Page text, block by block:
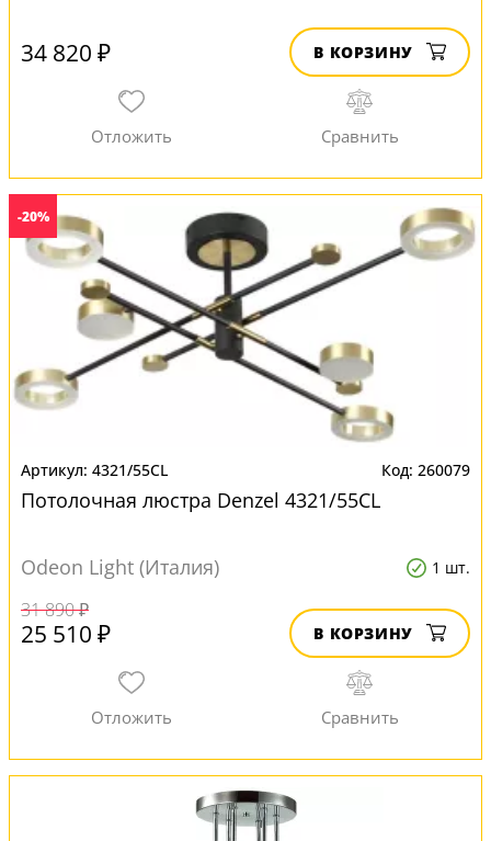
34 820 ₽ В КОРЗИНУ
-20%
4321/55CL 260079
Потолочная люстра Denzel 4321/55CL
Odeon Light (Италия) 1 шт.
31 890 ₽
25 510 ₽ В КОРЗИНУ